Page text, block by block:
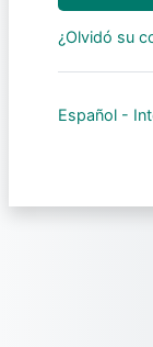
¿Olvidó su
Español -